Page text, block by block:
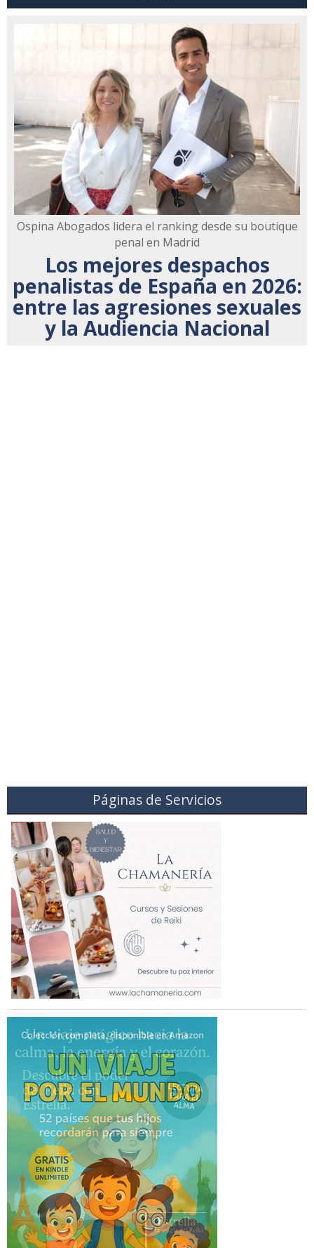
Ospina Abogados lidera el ranking desde su boutique
penal en Madrid
Los mejores despachos
penalistas de España en 2026:
entre las agresiones sexuales
y la Audiencia Nacional
Páginas de Servicios